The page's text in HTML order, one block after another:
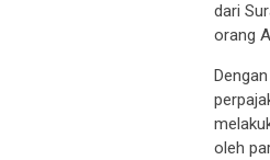
dari
orang
oleh